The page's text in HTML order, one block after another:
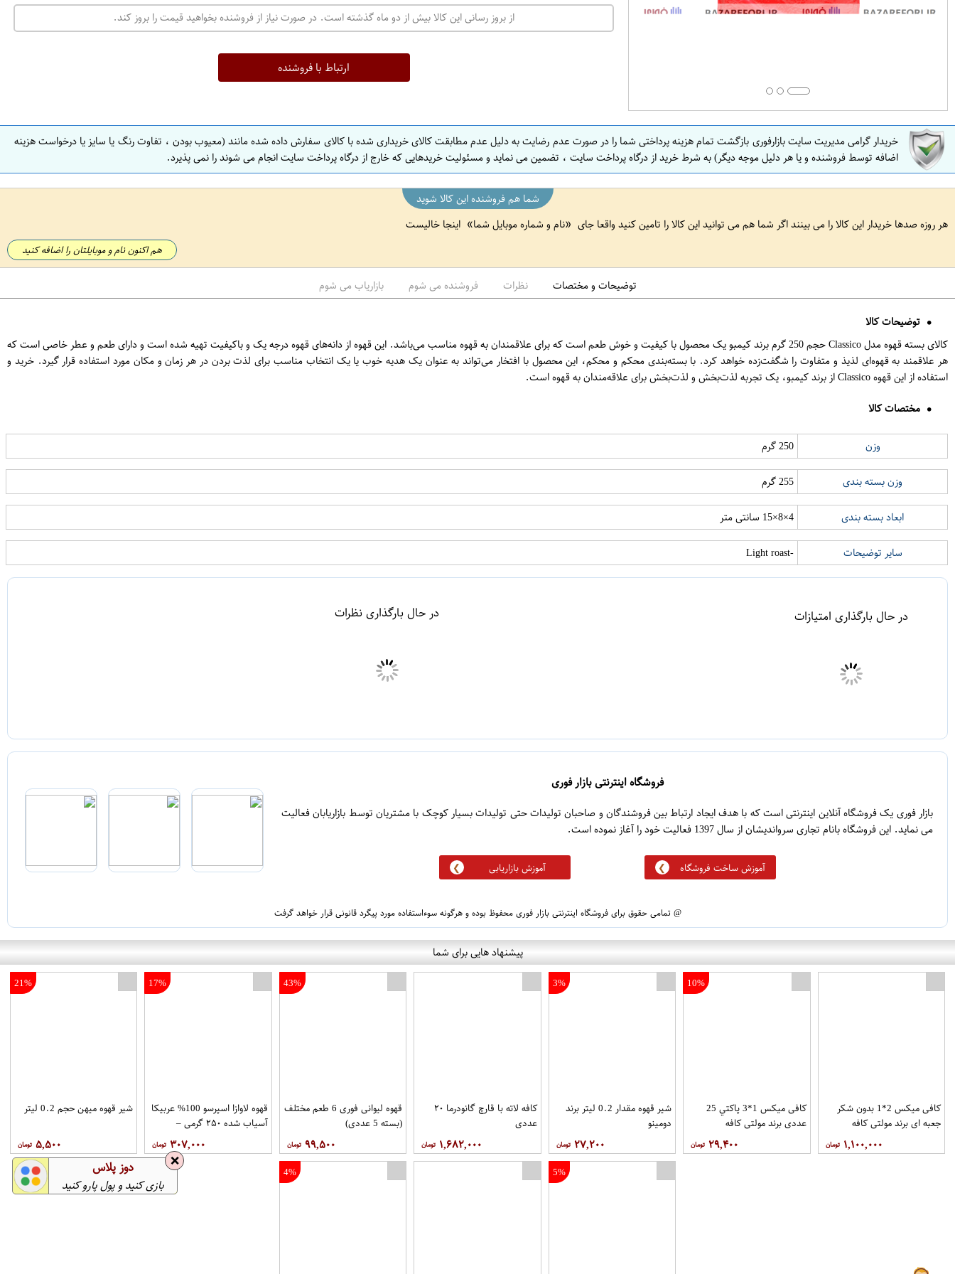
ت
ه
ن
ص
ف
ه
ا
ف
ه
از بروز رسانی این کالا بیش از دو ماه گذشته است. در صورت نیاز از فروشنده بخواهید قیمت را بروز کند.
ارتباط با فروشنده
خریدار گرامی مدیریت سایت بازارفوری بازگشت تمام هزینه پرداختی شما را در صورت عدم رضایت به دلیل عدم مطابقت کالای خریداری شده با کالای سفارش داده شده مانند (معیوب بودن ، تفاوت رنگ یا سایز یا درخواست هزینه
اضافه توسط فروشنده و یا هر دلیل موجه دیگر) به شرط خرید از درگاه پرداخت سایت ، تضمین می نماید و مسئولیت خریدهایی که خارج از درگاه پرداخت سایت انجام می شوند را نمی پذیرد.
شما هم فروشنده این کالا شوید
هر روزه صدها خریدار این کالا را می بینند اگر شما هم می توانید این کالا را تامین کنید واقعا جای
نام و شماره موبایل شما اینجا خالیست
هم اکنون نام و موبایلتان را اضافه کنید
توضیحات و مختصات نظرات فروشنده می شوم بازاریاب می شوم
توضیحات کالا
کالای بسته قهوه مدل Classico حجم 250 گرم برند کیمبو یک محصول با کیفیت و خوش طعم است که برای علاقمندان به قهوه مناسب می‌باشد. این قهوه از دانه‌های قهوه درجه یک و باکیفیت تهیه شده است و دارای طعم و عطر خاصی است که
هر علاقمند به قهوه‌ای لذیذ و متفاوت را شگفت‌زده خواهد کرد. با بسته‌بندی محکم و محکم، این محصول با افتخار می‌تواند به عنوان یک هدیه خوب یا یک انتخاب مناسب برای لذت بردن در هر زمان و مکان مورد استفاده قرار گیرد. خرید و
استفاده از این قهوه Classico از برند کیمبو، یک تجربه لذت‌بخش و لذت‌بخش برای علاقه‌مندان به قهوه است.
مختصات کالا
وزن 250 گرم
وزن بسته بندی 255 گرم
ابعاد بسته بندی 4×8×15 سانتی متر
سایر توضیحات -Light roast
در حال بارگذاری امتیازات در حال بارگذاری نظرات
فروشگاه اینترنتی بازار فوری
بازار فوری یک فروشگاه آنلاین اینترنتی است که با هدف ایجاد ارتباط بین فروشندگان و صاحبان تولیدات حتی تولیدات بسیار کوچک با مشتریان توسط بازاریابان فعالیت
می نماید. این فروشگاه بانام تجاری سرواندیشان از سال 1397 فعالیت خود را آغاز نموده است.
آموزش ساخت فروشگاه آموزش بازاریابی
@ تمامی حقوق برای فروشگاه اینترنتی بازار فوری محفوظ بوده و هرگونه سوءاستفاده مورد پیگرد قانونی قرار خواهد گرفت
پیشنهاد هایی برای شما
کافی میکس 2*1 بدون شکر
جعبه اي برند مولتی کافه
۱,۱۰۰,۰۰۰
10%
کافی میکس 1*3 پاکتي 25
عددي برند مولتی کافه
۲۹,۴۰۰
3%
شیر قهوه مقدار 0.2 لیتر برند
دومینو
۲۷,۲۰۰
کافه لاته با قارچ گانودرما ۲۰
عددی
۱,۶۸۲,۰۰۰
43%
قهوه لیوانی فوری 6 طعم مختلف
(بسته 5 عددی)
۹۹,۵۰۰
17%
قهوه لاوازا اسپرسو 100% عربیکا
آسیاب شده ۲۵۰ گرمی –
۳۰۷,۰۰۰
21%
شیر قهوه میهن حجم 0.2 لیتر
۵,۵۰۰
5%
4%
❌ دوز پلاس
بازی کنید و پول پارو کنید